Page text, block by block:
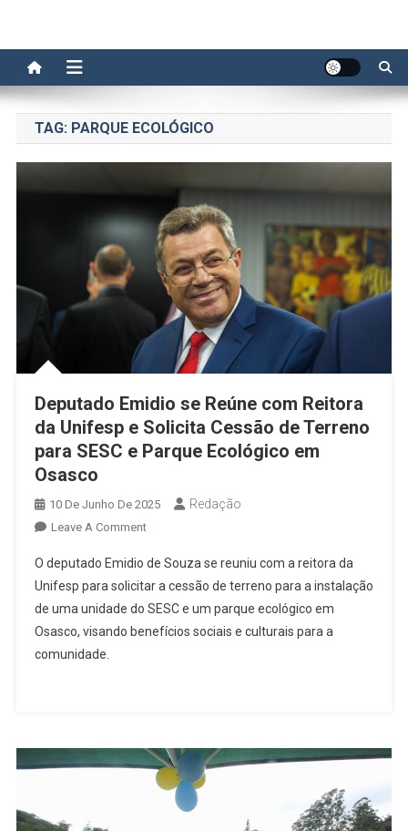
TAG: PARQUE ECOLÓGICO
Deputado Emidio se Reúne com Reitora
da Unifesp e Solicita Cessão de Terreno
para SESC e Parque Ecológico em
Osasco
10 De Junho De 2025 Redação
Leave A CommentOn
Emidio
Se
Reúne
Com
Cessão
De
Terreno
O deputado Emidio de Souza se reuniu com a reitora da
Unifesp para solicitar a cessão de terreno para a instalação
de uma unidade do SESC e um parque ecológico em
Osasco, visando benefícios sociais e culturais para a
comunidade.